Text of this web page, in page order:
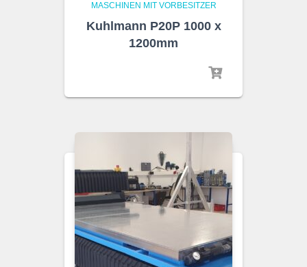
MASCHINEN MIT VORBESITZER
Kuhlmann P20P 1000 x
1200mm